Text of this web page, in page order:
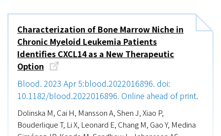
Characterization of Bone Marrow Niche in
Chronic Myeloid Leukemia Patients
Identifies CXCL14 as a New Therapeutic
Option
Blood. 2023 Apr 5:blood.2022016896. doi:
10.1182/blood.2022016896. Online ahead of print.
Dolinska M, Cai H, Mansson A, Shen J, Xiao P,
Bouderlique T, Li X, Leonard E, Chang M, Gao Y, Medina